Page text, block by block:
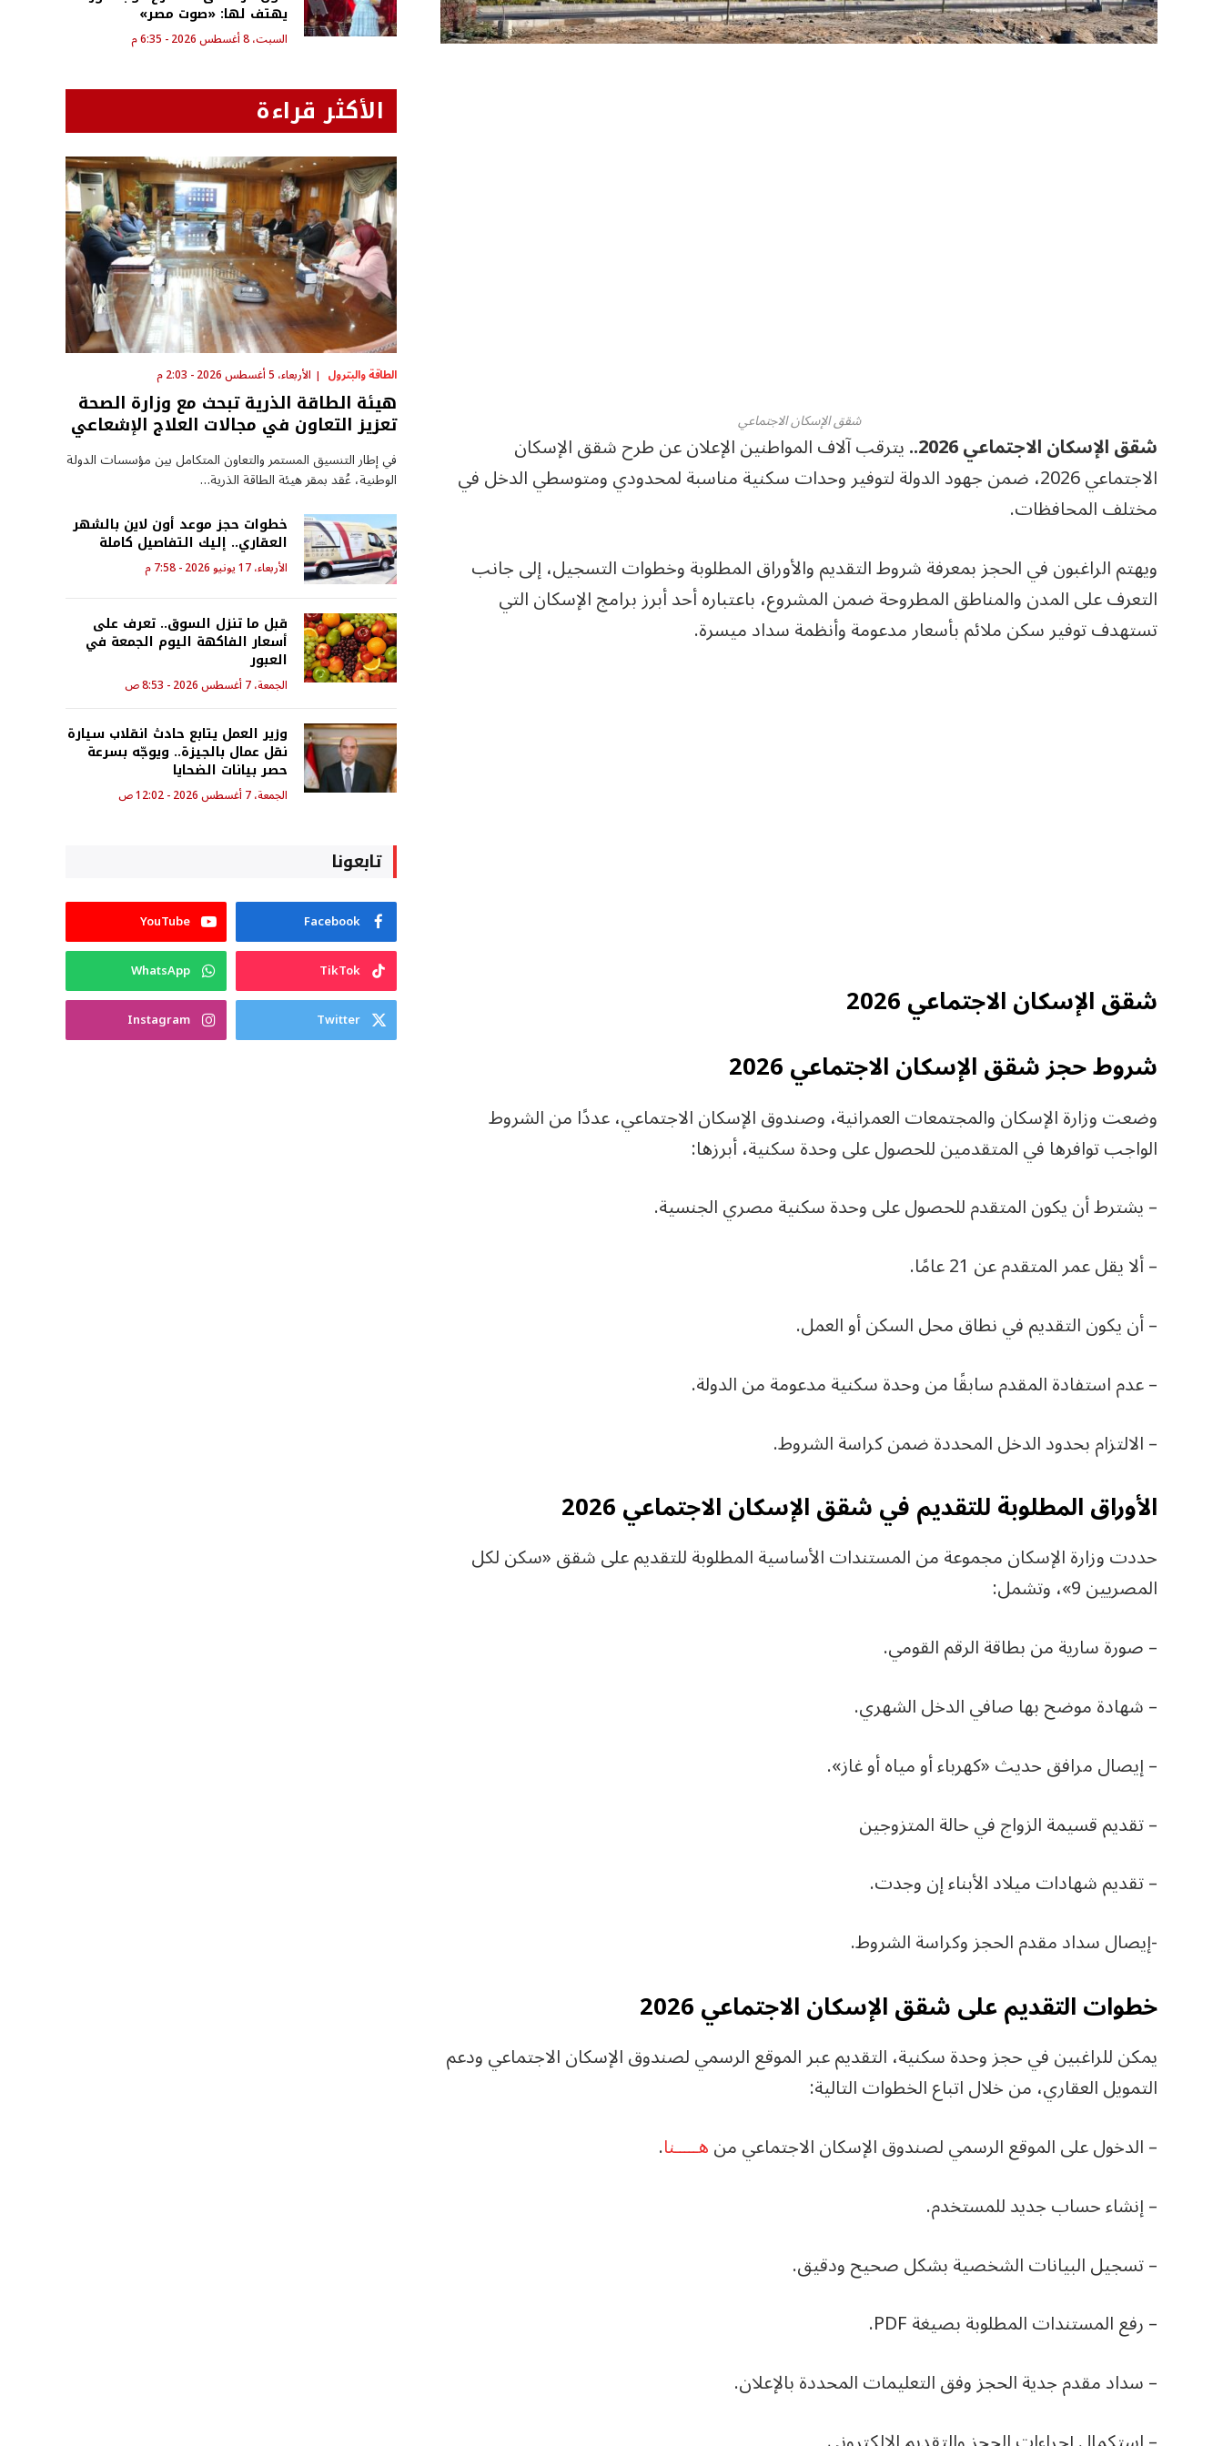
شقق الإسكان الاجتماعي
شقق الإسكان الاجتماعي 2026..
يترقب آلاف المواطنين الإعلان عن طرح شقق الإسكان
الاجتماعي 2026، ضمن جهود الدولة لتوفير وحدات سكنية مناسبة لمحدودي ومتوسطي الدخل في
مختلف المحافظات.
ويهتم الراغبون في الحجز بمعرفة شروط التقديم والأوراق المطلوبة وخطوات التسجيل، إلى جانب
التعرف على المدن والمناطق المطروحة ضمن المشروع، باعتباره أحد أبرز برامج الإسكان التي
تستهدف توفير سكن ملائم بأسعار مدعومة وأنظمة سداد ميسرة.
شقق الإسكان الاجتماعي 2026
شروط حجز شقق الإسكان الاجتماعي 2026
وضعت وزارة الإسكان والمجتمعات العمرانية، وصندوق الإسكان الاجتماعي، عددًا من الشروط
الواجب توافرها في المتقدمين للحصول على وحدة سكنية، أبرزها:
– يشترط أن يكون المتقدم للحصول على وحدة سكنية مصري الجنسية.
– ألا يقل عمر المتقدم عن 21 عامًا.
– أن يكون التقديم في نطاق محل السكن أو العمل.
– عدم استفادة المقدم سابقًا من وحدة سكنية مدعومة من الدولة.
– الالتزام بحدود الدخل المحددة ضمن كراسة الشروط.
الأوراق المطلوبة للتقديم في شقق الإسكان الاجتماعي 2026
حددت وزارة الإسكان مجموعة من المستندات الأساسية المطلوبة للتقديم على شقق «سكن لكل
المصريين 9»، وتشمل:
– صورة سارية من بطاقة الرقم القومي.
– شهادة موضح بها صافي الدخل الشهري.
– إيصال مرافق حديث «كهرباء أو مياه أو غاز».
– تقديم قسيمة الزواج في حالة المتزوجين
– تقديم شهادات ميلاد الأبناء إن وجدت.
-إيصال سداد مقدم الحجز وكراسة الشروط.
خطوات التقديم على شقق الإسكان الاجتماعي 2026
يمكن للراغبين في حجز وحدة سكنية، التقديم عبر الموقع الرسمي لصندوق الإسكان الاجتماعي ودعم
التمويل العقاري، من خلال اتباع الخطوات التالية:
– الدخول على الموقع الرسمي لصندوق الإسكان الاجتماعي منهـــــنا.
– إنشاء حساب جديد للمستخدم.
– تسجيل البيانات الشخصية بشكل صحيح ودقيق.
– رفع المستندات المطلوبة بصيغة PDF.
– سداد مقدم جدية الحجز وفق التعليمات المحددة بالإعلان.
يهتف لها: «صوت مصر»
السبت، 8 أغسطس 2026 - 6:35 م
الأكثر قراءة
الطاقة والبترول الأربعاء، 5 أغسطس 2026 - 2:03 م
هيئة الطاقة الذرية تبحث مع وزارة الصحة
تعزيز التعاون في مجالات العلاج الإشعاعي
في إطار التنسيق المستمر والتعاون المتكامل بين مؤسسات الدولة
الوطنية، عُقد بمقر هيئة الطاقة الذرية…
خطوات حجز موعد أون لاين بالشهر
العقاري.. إليك التفاصيل كاملة
الأربعاء، 17 يونيو 2026 - 7:58 م
قبل ما تنزل السوق.. تعرف على
أسعار الفاكهة اليوم الجمعة في
العبور
الجمعة، 7 أغسطس 2026 - 8:53 ص
وزير العمل يتابع حادث انقلاب سيارة
نقل عمال بالجيزة.. ويوجّه بسرعة
حصر بيانات الضحايا
الجمعة، 7 أغسطس 2026 - 12:02 ص
تابعونا
Facebook
YouTube
TikTok
WhatsApp
Twitter
Instagram